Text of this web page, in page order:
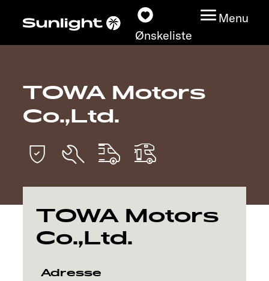
Ønskeliste
Menu
Modeller
Find din Sunlight
Oplev
TOWA Motors
Co.,Ltd.
TOWA Motors
Co.,Ltd.
Adresse